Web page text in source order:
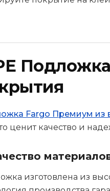
Fargo Премиум из
ценит качество и
изготовлена из